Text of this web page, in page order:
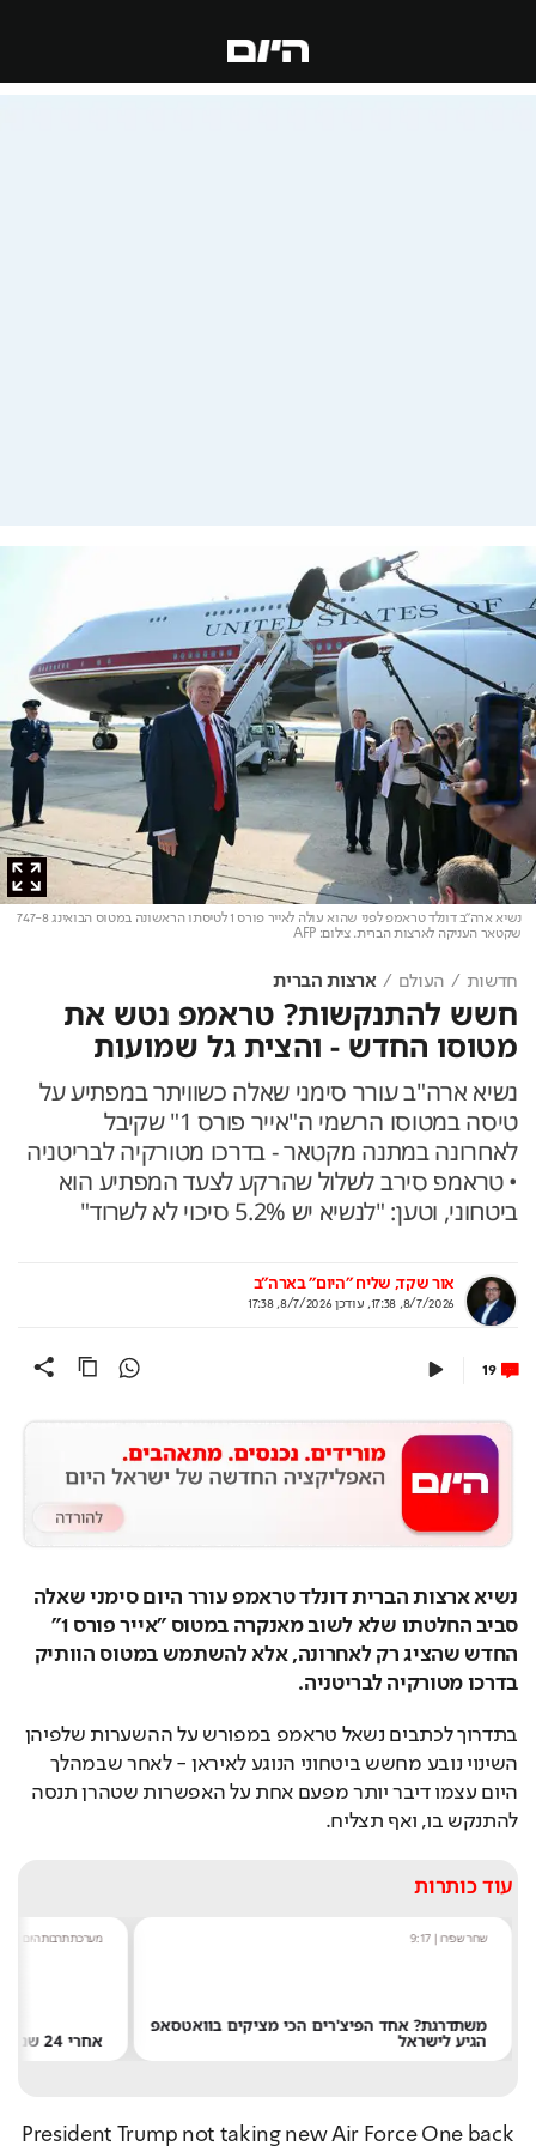
נשיא ארה"ב דונלד טראמפ לפני שהוא עולה לאייר פורס 1 לטיסתו הראשונה במטוס הבואינג 747-8
שקטאר העניקה לארצות הברית. צילום: AFP
חדשות העולם ארצות הברית
חשש להתנקשות? טראמפ נטש את
מטוסו החדש - והצית גל שמועות
נשיא ארה"ב עורר סימני שאלה כשוויתר במפתיע על
טיסה במטוסו הרשמי ה"אייר פורס 1" שקיבל
לאחרונה במתנה מקטאר - בדרכו מטורקיה לבריטניה
• טראמפ סירב לשלול שהרקע לצעד המפתיע הוא
ביטחוני, וטען: "לנשיא יש 5.2% סיכוי לא לשרוד"
אור שקד, שליח "היום" בארה"ב
8/7/2026, 17:38
, עודכן 8/7/2026, 17:38
19
סביב החלטתו שלא לשוב מאנקרה במטוס "אייר פורס 1"
בדרכו מטורקיה לבריטניה.
השינוי נובע מחשש ביטחוני הנוגע לאיראן - לאחר שבמהלך
להתנקש בו, ואף תצליח.
עוד כותרות
שחר שפירו |
9:17
משתדרגת? אחד הפיצ'רים הכי מציקים בוואטסאפ
הגיע לישראל
מערכת תרבות היום
אחרי 24 שנה: הפרשן הוותיק עוזב את חדשות 13
President Trump not taking new Air Force One back